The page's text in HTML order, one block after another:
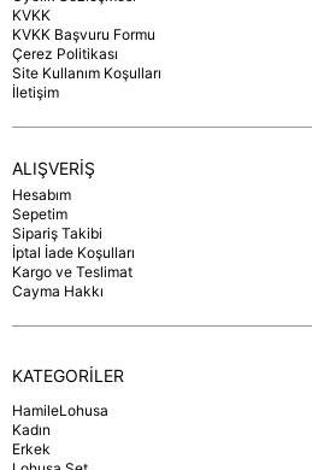
KVKK
KVKK Başvuru Formu
Çerez Politikası
Site Kullanım Koşulları
İletişim
ALIŞVERİŞ
Hesabım
Sepetim
Sipariş Takibi
İptal İade Koşulları
Kargo ve Teslimat
Cayma Hakkı
KATEGORİLER
HamileLohusa
Kadın
Erkek